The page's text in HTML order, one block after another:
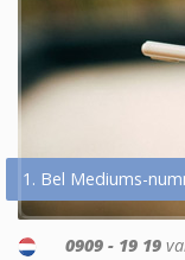
1. Bel Mediums-
0909 - 19 19